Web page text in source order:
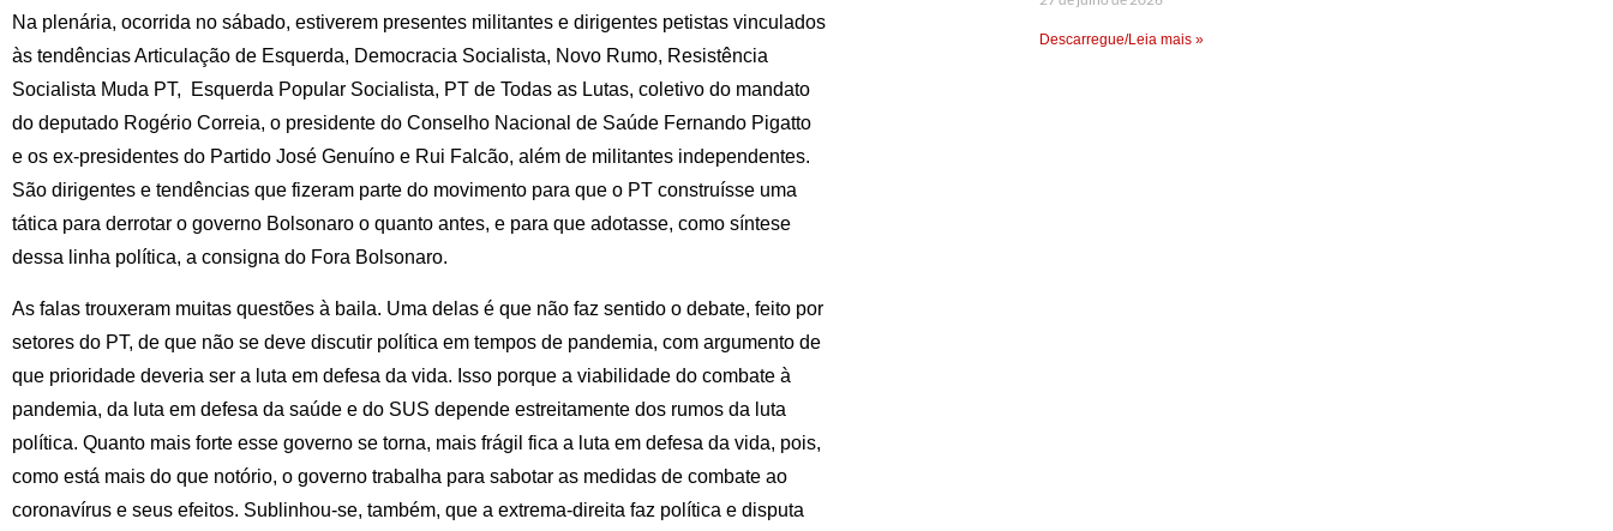
Na plenária, ocorrida no sábado, estiverem presentes militantes e dirigentes petistas vinculados
às tendências Articulação de Esquerda, Democracia Socialista, Novo Rumo, Resistência
Socialista Muda PT, Esquerda Popular Socialista, PT de Todas as Lutas, coletivo do mandato
do deputado Rogério Correia, o presidente do Conselho Nacional de Saúde Fernando Pigatto
e os ex-presidentes do Partido José Genuíno e Rui Falcão, além de militantes independentes.
São dirigentes e tendências que fizeram parte do movimento para que o PT construísse uma
tática para derrotar o governo Bolsonaro o quanto antes, e para que adotasse, como síntese
dessa linha política, a consigna do Fora Bolsonaro.
As falas trouxeram muitas questões à baila. Uma delas é que não faz sentido o debate, feito por
setores do PT, de que não se deve discutir política em tempos de pandemia, com argumento de
que prioridade deveria ser a luta em defesa da vida. Isso porque a viabilidade do combate à
pandemia, da luta em defesa da saúde e do SUS depende estreitamente dos rumos da luta
política. Quanto mais forte esse governo se torna, mais frágil fica a luta em defesa da vida, pois,
como está mais do que notório, o governo trabalha para sabotar as medidas de combate ao
coronavírus e seus efeitos. Sublinhou-se, também, que a extrema-direita faz política e disputa
Descarregue/Leia mais »